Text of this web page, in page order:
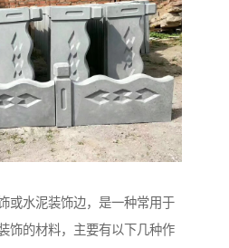
或水泥装饰边，是一种常用于
饰的材料，主要有以下几种作